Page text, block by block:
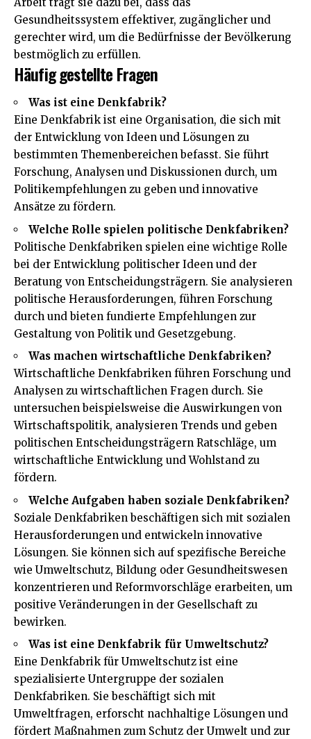
Gesundheitssystem effektiver, zugänglicher und
gerechter wird, um die Bedürfnisse der Bevölkerung
bestmöglich zu erfüllen.
Häufig gestellte Fragen
Was ist eine Denkfabrik?
Eine Denkfabrik ist eine Organisation, die sich mit
der Entwicklung von Ideen und Lösungen zu
bestimmten Themenbereichen befasst. Sie führt
Forschung, Analysen und Diskussionen durch, um
Politikempfehlungen zu geben und innovative
Ansätze zu fördern.
Welche Rolle spielen politische Denkfabriken?
Politische Denkfabriken spielen eine wichtige Rolle
bei der Entwicklung politischer Ideen und der
Beratung von Entscheidungsträgern. Sie analysieren
politische Herausforderungen, führen Forschung
durch und bieten fundierte Empfehlungen zur
Gestaltung von Politik und Gesetzgebung.
Was machen wirtschaftliche Denkfabriken?
Wirtschaftliche Denkfabriken führen Forschung und
Analysen zu wirtschaftlichen Fragen durch. Sie
untersuchen beispielsweise die Auswirkungen von
Wirtschaftspolitik, analysieren Trends und geben
politischen Entscheidungsträgern Ratschläge, um
wirtschaftliche Entwicklung und Wohlstand zu
fördern.
Welche Aufgaben haben soziale Denkfabriken?
Soziale Denkfabriken beschäftigen sich mit sozialen
Herausforderungen und entwickeln innovative
Lösungen. Sie können sich auf spezifische Bereiche
wie Umweltschutz, Bildung oder Gesundheitswesen
konzentrieren und Reformvorschläge erarbeiten, um
positive Veränderungen in der Gesellschaft zu
bewirken.
Was ist eine Denkfabrik für Umweltschutz?
Eine Denkfabrik für Umweltschutz ist eine
spezialisierte Untergruppe der sozialen
Denkfabriken. Sie beschäftigt sich mit
Umweltfragen, erforscht nachhaltige Lösungen und
fördert Maßnahmen zum Schutz der Umwelt und zur